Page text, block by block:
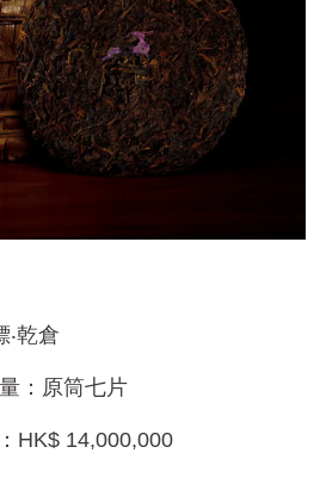
‧乾倉
：原筒七片
HK$ 14,000,000